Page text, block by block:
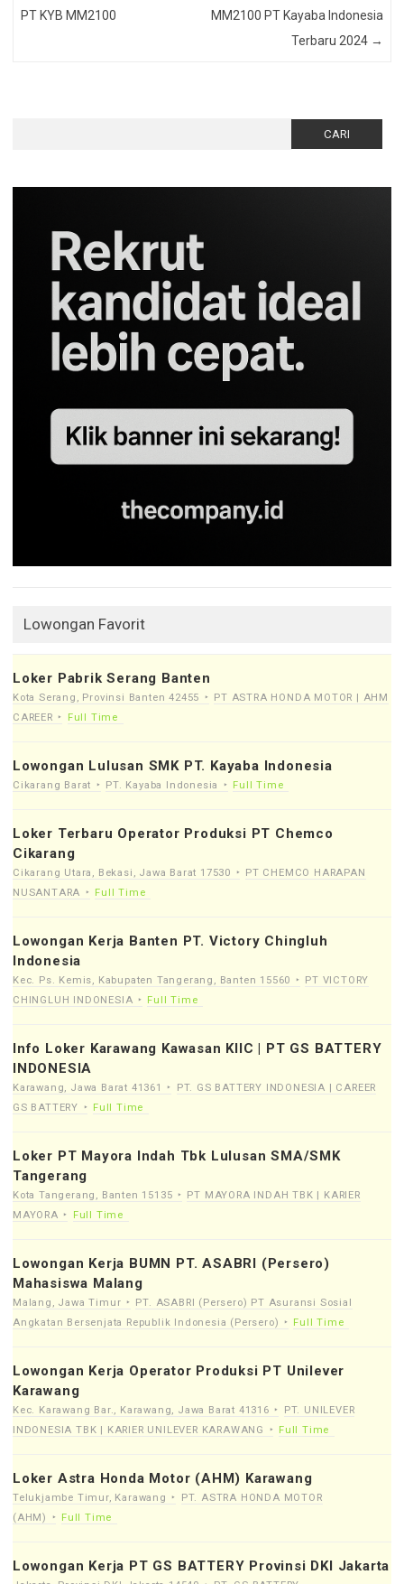
PT KYB MM2100
MM2100 PT Kayaba Indonesia
Terbaru 2024 →
Lowongan Favorit
Loker Pabrik Serang Banten
Kota Serang, Provinsi Banten 42455
PT ASTRA HONDA MOTOR | AHM
CAREER
Full Time
Lowongan Lulusan SMK PT. Kayaba Indonesia
Cikarang Barat PT. Kayaba Indonesia Full Time
Loker Terbaru Operator Produksi PT Chemco
Cikarang
Cikarang Utara, Bekasi, Jawa Barat 17530
PT CHEMCO HARAPAN
NUSANTARA
Full Time
Lowongan Kerja Banten PT. Victory Chingluh
Indonesia
Kec. Ps. Kemis, Kabupaten Tangerang, Banten 15560
PT VICTORY
CHINGLUH INDONESIA
Full Time
Info Loker Karawang Kawasan KIIC | PT GS BATTERY
INDONESIA
Karawang, Jawa Barat 41361
PT. GS BATTERY INDONESIA | CAREER
GS BATTERY
Full Time
Loker PT Mayora Indah Tbk Lulusan SMA/SMK
Tangerang
Kota Tangerang, Banten 15135
PT MAYORA INDAH TBK | KARIER
MAYORA
Full Time
Lowongan Kerja BUMN PT. ASABRI (Persero)
Mahasiswa Malang
Malang, Jawa Timur
PT. ASABRI (Persero) PT Asuransi Sosial
Angkatan Bersenjata Republik Indonesia (Persero)
Full Time
Lowongan Kerja Operator Produksi PT Unilever
Karawang
Kec. Karawang Bar., Karawang, Jawa Barat 41316
PT. UNILEVER
INDONESIA TBK | KARIER UNILEVER KARAWANG
Full Time
Loker Astra Honda Motor (AHM) Karawang
Telukjambe Timur, Karawang
PT. ASTRA HONDA MOTOR
(AHM)
Full Time
Lowongan Kerja PT GS BATTERY Provinsi DKI Jakarta